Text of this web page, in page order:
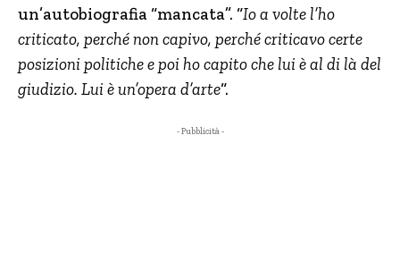
un’autobiografia “mancata”. “Io a volte l’ho
criticato, perché non capivo, perché criticavo certe
posizioni politiche e poi ho capito che lui è al di là del
giudizio. Lui è un’opera d’arte“.
- Pubblicità -